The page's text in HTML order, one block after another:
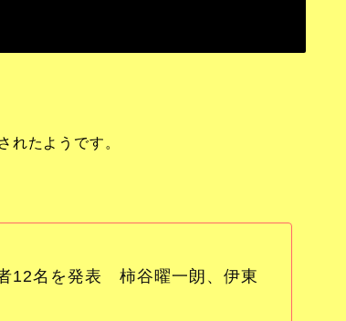
れたようです。
12名を発表 柿谷曜一朗、伊東